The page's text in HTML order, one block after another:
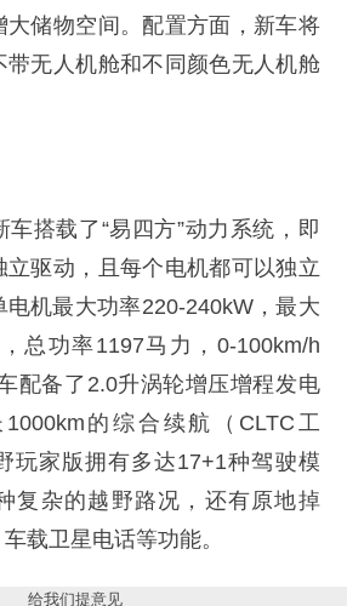
大储物空间。配置方面，新车将
带无人机舱和不同颜色无人机舱
搭载了“易四方”动力系统，即
立驱动，且每个电机都可以独立
机最大功率220-240kW，最大
总功率1197马力，0-100km/h
配备了2.0升涡轮增压增程发电
的综合续航（CLTC工
玩家版拥有多达17+1种驾驶模
复杂的越野路况，还有原地掉
载卫星电话等功能。
给我们提意见